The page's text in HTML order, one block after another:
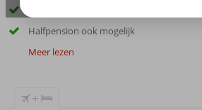
Halfpension ook mogelijk
Meer lezen
+